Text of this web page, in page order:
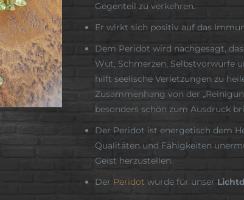
Gegenteil zu verkehren.
Er wirkt sich positiv auf das
Dem Peridot wird nachgesagt,
Wut, Schmerzen, Selbstvorwürfe
hilft seelische Verletzungen zu
Zusammenhang von der
besonders schön zum Ausdruck
Der Peridot ist energetisch dem
Qualitäten und Fähigkeiten
Geist herzustellen.
Der Peridot wurde für unser